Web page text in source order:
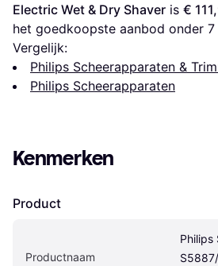
Electric Wet & Dry Shaver is €
het goedkoopste aanbod onder 7
Vergelijk:
Philips Scheerapparaten &
Philips Scheerapparaten
Kenmerken
Product
Productnaam
Philips